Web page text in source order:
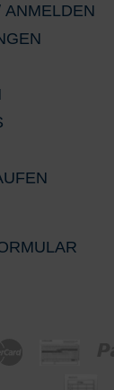
ANMELDEN